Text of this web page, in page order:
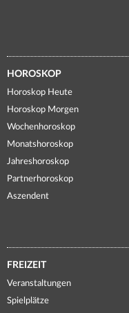
HOROSKOP
Horoskop Heute
Horoskop Morgen
Wochenhoroskop
Monatshoroskop
Jahreshoroskop
Partnerhoroskop
Aszendent
FREIZEIT
Veranstaltungen
Spielplätze